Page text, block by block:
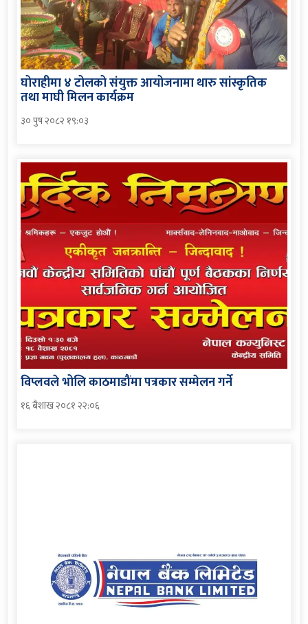
घोराहीमा ४ टोलको संयुक्त आयोजनामा थारु सांस्कृतिक
तथा माघी मिलन कार्यक्रम
३० पुष २०८२ १९:०३
विप्लवले भोलि काठमाडौंमा पत्रकार सम्मेलन गर्ने
१६ बैशाख २०८१ २२:०६